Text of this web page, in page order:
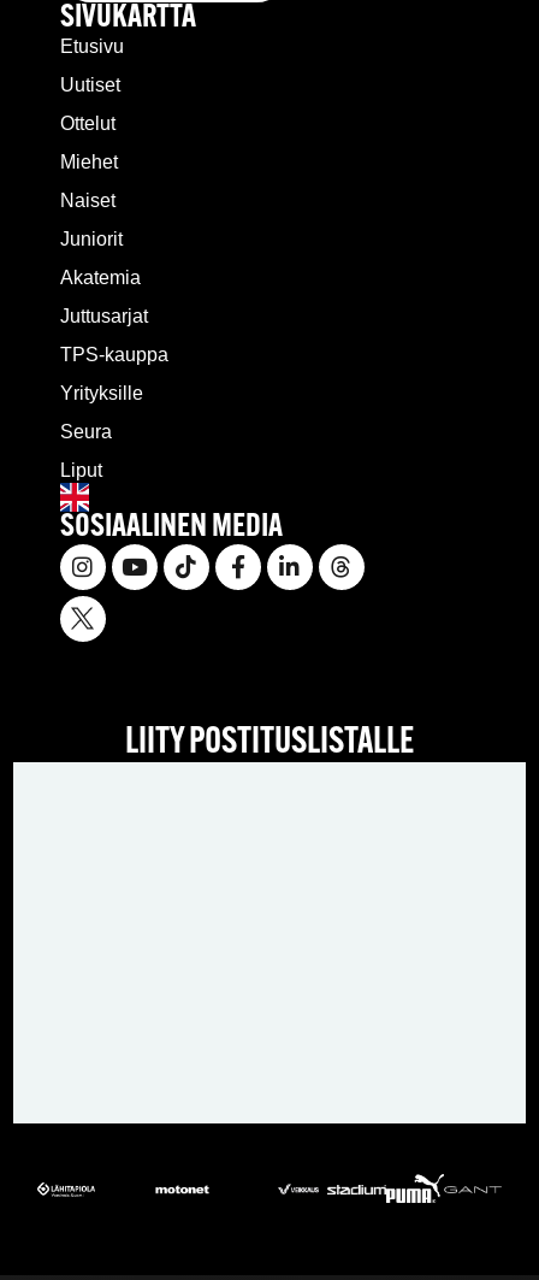
SIVUKARTTA
Etusivu
Uutiset
Ottelut
Miehet
Naiset
Juniorit
Akatemia
Juttusarjat
TPS-kauppa
Yrityksille
Seura
Liput
SOSIAALINEN MEDIA
LIITY POSTITUSLISTALLE